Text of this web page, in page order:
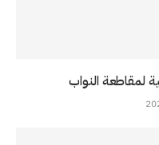
النواب